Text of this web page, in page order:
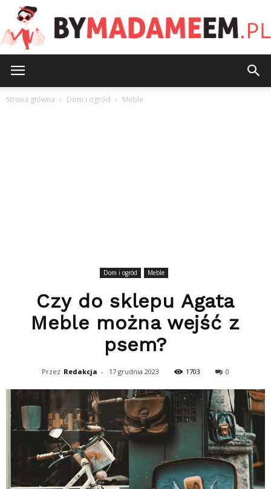
Strona główna Dom i ogród Meble
Dom i ogród Meble
Czy do sklepu Agata
Meble można wejść z
psem?
Przez Redakcja - 17 grudnia 2023 1703 0